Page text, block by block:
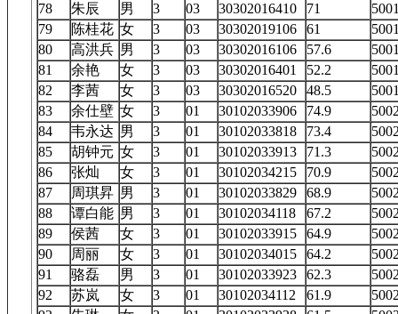
78
朱辰 男 3 03 30302016410 71
79
陈桂花 女 3 03 30302019106 61
80
高洪兵 男 3 03 30302016106 57.6
81
余艳 女 3 03 30302016401 52.2
82
李茜 女 3 03 30302016520 48.5
83
余仕壁 女 3 01 30102033906 74.9
84
韦永达 男 3 01 30102033818 73.4
85
胡钟元 女 3 01 30102033913 71.3
86
张灿 女 3 01 30102034215 70.9
87
周琪昇 男 3 01 30102033829 68.9
88
谭白能 男 3 01 30102034118 67.2
89
侯茜 女 3 01 30102033915 64.9
90
周丽 女 3 01 30102034015 64.2
91
骆磊 男 3 01 30102033923 62.3
92
苏岚 女 3 01 30102034112 61.9